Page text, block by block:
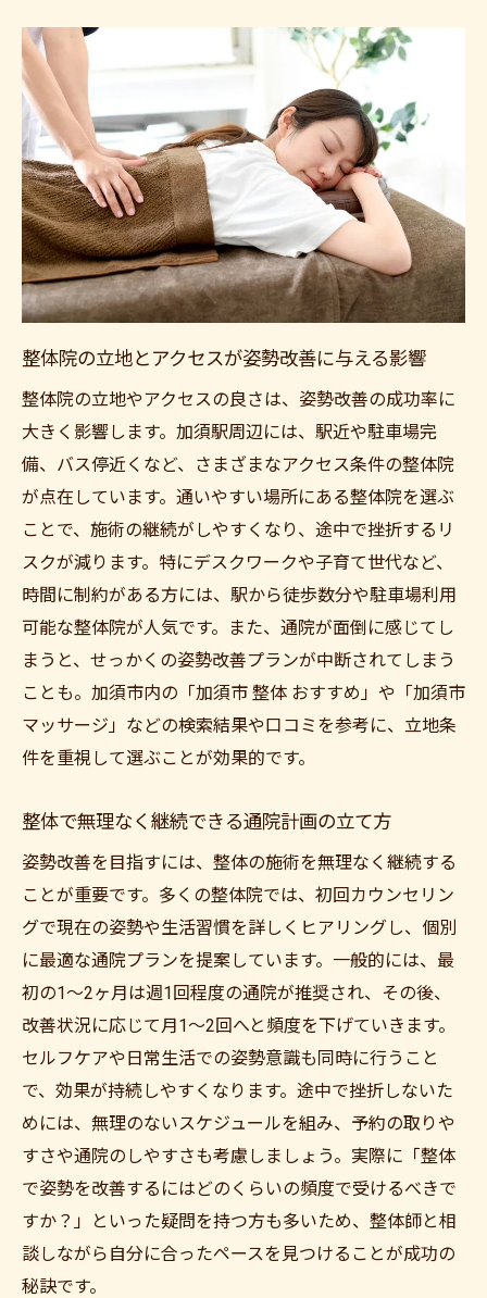
整体院の立地とアクセスが姿勢改善に与える影響
整体院の立地やアクセスの良さは、姿勢改善の成功率に
大きく影響します。加須駅周辺には、駅近や駐車場完
備、バス停近くなど、さまざまなアクセス条件の整体院
が点在しています。通いやすい場所にある整体院を選ぶ
ことで、施術の継続がしやすくなり、途中で挫折するリ
スクが減ります。特にデスクワークや子育て世代など、
時間に制約がある方には、駅から徒歩数分や駐車場利用
可能な整体院が人気です。また、通院が面倒に感じてし
まうと、せっかくの姿勢改善プランが中断されてしまう
ことも。加須市内の「加須市 整体 おすすめ」や「加須市
マッサージ」などの検索結果や口コミを参考に、立地条
件を重視して選ぶことが効果的です。
整体で無理なく継続できる通院計画の立て方
姿勢改善を目指すには、整体の施術を無理なく継続する
ことが重要です。多くの整体院では、初回カウンセリン
グで現在の姿勢や生活習慣を詳しくヒアリングし、個別
に最適な通院プランを提案しています。一般的には、最
初の1〜2ヶ月は週1回程度の通院が推奨され、その後、
改善状況に応じて月1〜2回へと頻度を下げていきます。
セルフケアや日常生活での姿勢意識も同時に行うこと
で、効果が持続しやすくなります。途中で挫折しないた
めには、無理のないスケジュールを組み、予約の取りや
すさや通院のしやすさも考慮しましょう。実際に「整体
で姿勢を改善するにはどのくらいの頻度で受けるべきで
すか？」といった疑問を持つ方も多いため、整体師と相
談しながら自分に合ったペースを見つけることが成功の
秘訣です。